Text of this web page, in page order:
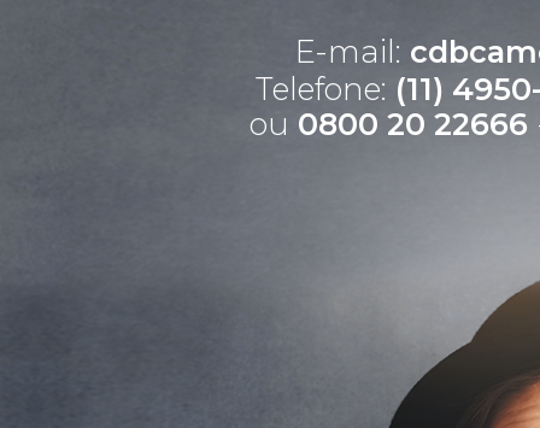
E-mail:
Telefone: (11)
ou 0800 20 22666